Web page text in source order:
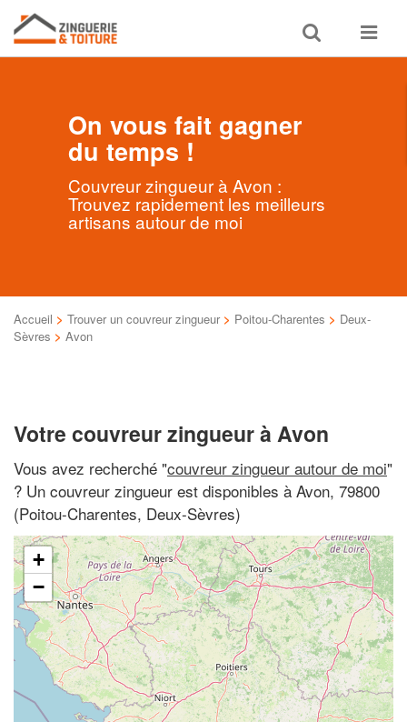
Toggle
search
Toggle
On vous fait gagner
du temps !
Couvreur zingueur à Avon :
Trouvez rapidement les meilleurs
artisans autour de moi
Accueil > Trouver un couvreur zingueur > Poitou-Charentes > Deux-
Sèvres > Avon
Votre couvreur zingueur à Avon
Vous avez recherché "couvreur zingueur autour de moi"
? Un couvreur zingueur est disponibles à Avon, 79800
(Poitou-Charentes, Deux-Sèvres)
+
−